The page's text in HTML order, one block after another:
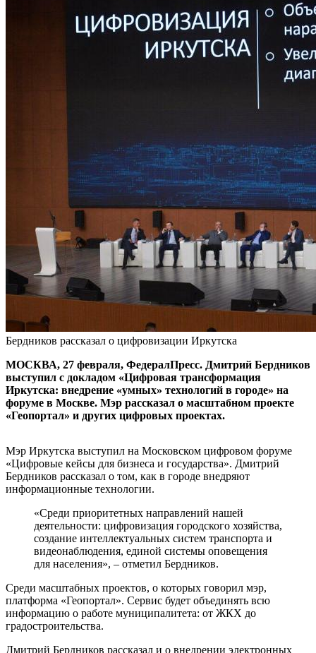
Бердников рассказал о цифровизации Иркутска
МОСКВА, 27 февраля, ФедералПресс. Дмитрий Бердников
выступил с докладом «Цифровая трансформация
Иркутска: внедрение «умных» технологий в городе» на
форуме в Москве. Мэр рассказал о масштабном проекте
«Геопортал» и других цифровых проектах.
Мэр Иркутска выступил на Московском цифровом форуме
«Цифровые кейсы для бизнеса и государства». Дмитрий
Бердников рассказал о том, как в городе внедряют
информационные технологии.
«Среди приоритетных направлений нашей
деятельности: цифровизация городского хозяйства,
создание интеллектуальных систем транспорта и
видеонаблюдения, единой системы оповещения
для населения», – отметил Бердников.
Среди масштабных проектов, о которых говорил мэр,
платформа «Геопортал». Сервис будет объединять всю
информацию о работе муниципалитета: от ЖКХ до
градостроительства.
Дмитрий Бердников рассказал и о внедрении электронных